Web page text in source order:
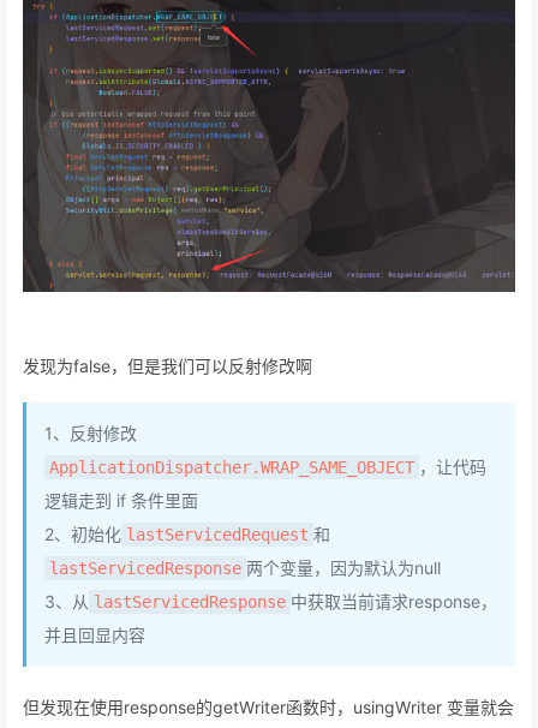
发现为false，但是我们可以反射修改啊
1、反射修改
ApplicationDispatcher.WRAP_SAME_OBJECT ，让代码
逻辑走到 if 条件里面
2、初始化 lastServicedRequest 和
lastServicedResponse 两个变量，因为默认为null
3、从 lastServicedResponse 中获取当前请求response，
并且回显内容
但发现在使用response的getWriter函数时，usingWriter 变量就会